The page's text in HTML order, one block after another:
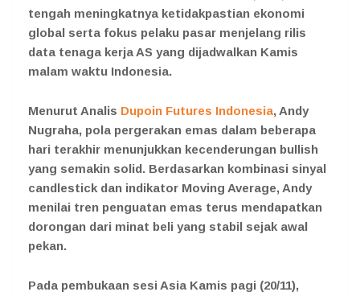
tengah meningkatnya ketidakpastian ekonomi
global serta fokus pelaku pasar menjelang rilis
data tenaga kerja AS yang dijadwalkan Kamis
malam waktu Indonesia.
Menurut Analis Dupoin Futures Indonesia, Andy
Nugraha, pola pergerakan emas dalam beberapa
hari terakhir menunjukkan kecenderungan bullish
yang semakin solid. Berdasarkan kombinasi sinyal
candlestick dan indikator Moving Average, Andy
menilai tren penguatan emas terus mendapatkan
dorongan dari minat beli yang stabil sejak awal
pekan.
Pada pembukaan sesi Asia Kamis pagi (20/11),